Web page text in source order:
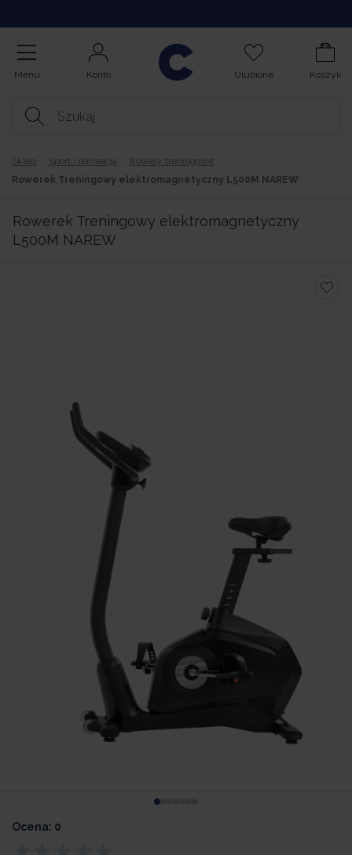
Menu Konto Ulubione Koszyk
Sklep Sport i rekreacja
Rowery treningowe
Rowerek Treningowy elektromagnetyczny L500M NAREW
Rowerek Treningowy elektromagnetyczny
L500M NAREW
Ocena: 0